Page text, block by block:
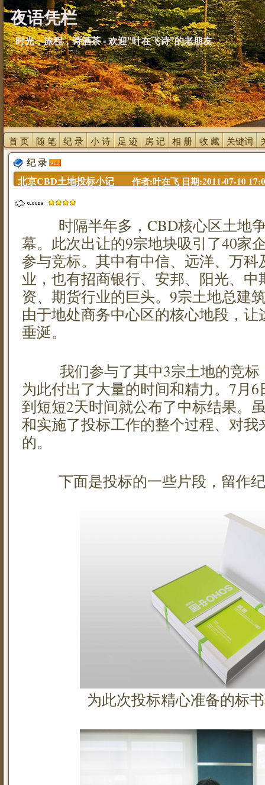
夜语凭栏
时光，旅程，诗酒茶 - 欢迎"叶在飞诗"的老朋友
首 页 随 笔 纪 录 小 诗 足 迹 房 记 相 册 收 藏 关键词
纪 录
北京CBD土地投标小记 作者:叶在飞 日期:2011-07-10
时隔半年多，CBD核心区土地争
幕。此次出让的9宗地块吸引了40家
参与竞标。其中有中信、远洋、万科
业，也有招商银行、安邦、阳光、
资、期货行业的巨头。9宗土地总建
由于地处商务中心区的核心地段，
垂涎。
我们参与了其中3宗土地的竞标
为此付出了大量的时间和精力。7月
到短短2天时间就公布了中标结果。
和实施了投标工作的整个过程、对我
的。
下面是投标的一些片段，留作
为此次投标精心准备的标